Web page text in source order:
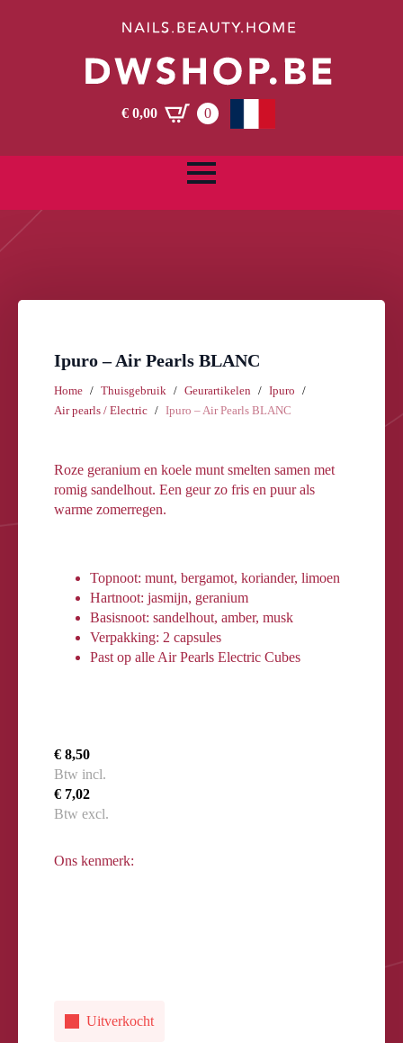
€0,00 0
Ipuro – Air Pearls BLANC
Home Thuisgebruik Geurartikelen
Ipuro
Air pearls / Electric
Ipuro – Air Pearls BLANC
Roze geranium en koele munt smelten samen met
romig sandelhout. Een geur zo fris en puur als
warme zomerregen.
Topnoot: munt, bergamot, koriander, limoen
Hartnoot: jasmijn, geranium
Basisnoot: sandelhout, amber, musk
Verpakking: 2 capsules
Past op alle Air Pearls Electric Cubes
€ 8,50
Btw incl.
€ 7,02
Btw excl.
Ons kenmerk:
Uitverkocht